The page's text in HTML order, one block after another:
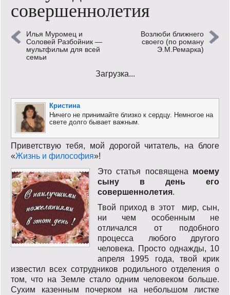
Кинообзор
Книгообзор
Лаконизмы
Поговорим?!
Риторика
Слово гостям
Философские размышления
Этот огромный мир!
Login
совершеннолетия
Илья Муромец и
Соловей Разбойник —
мультфильм для всей
семьи
Возлюби ближнего
своего (по роману
Э.М.Ремарка)
Загрузка...
Кристина
Ничего не принимайте близко к сердцу. Немногое на
свете долго бывает важным.
Приветствую тебя, мой дорогой читатель, на блоге
«Жизнь и философия»!
Это статья посвящена моему
сыну
в день его
совершеннолетия.
Твой приход в этот мир, сын,
ни чем особенным не
отличался от подобного
процесса любого другого
человека. Просто однажды, 10
апреля 1995 года, твой крик
известил всех сотрудников родильного отделения о
том, что на Земле стало одним человеком больше.
Сухим казенным почерком на небольшом листке